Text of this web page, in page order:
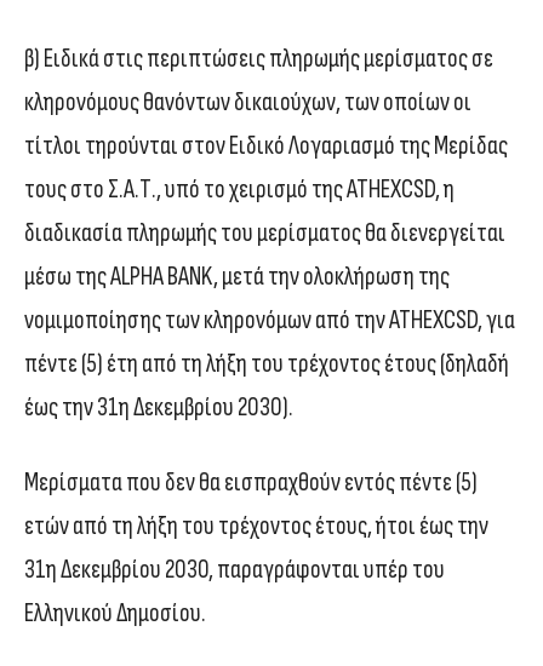
β) Ειδικά στις περιπτώσεις πληρωμής μερίσματος σε
κληρονόμους θανόντων δικαιούχων, των οποίων οι
τίτλοι τηρούνται στον Ειδικό Λογαριασμό της Μερίδας
τους στο Σ.Α.Τ., υπό το χειρισμό της ATHEXCSD, η
διαδικασία πληρωμής του μερίσματος θα διενεργείται
μέσω της ALPHA BANK, μετά την ολοκλήρωση της
νομιμοποίησης των κληρονόμων από την ATHEXCSD, για
πέντε (5) έτη από τη λήξη του τρέχοντος έτους (δηλαδή
έως την 31η Δεκεμβρίου 2030).
Μερίσματα που δεν θα εισπραχθούν εντός πέντε (5)
ετών από τη λήξη του τρέχοντος έτους, ήτοι έως την
31η Δεκεμβρίου 2030, παραγράφονται υπέρ του
Ελληνικού Δημοσίου.